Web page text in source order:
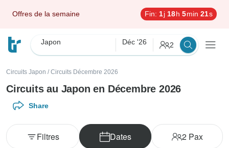
Offres de la semaine Fin: 1j 18h 5min 19s
Japon Déc '26 2
Circuits Japon / Circuits Décembre 2026
Circuits au Japon en Décembre 2026
Share
Dates 2Pax
Filtres